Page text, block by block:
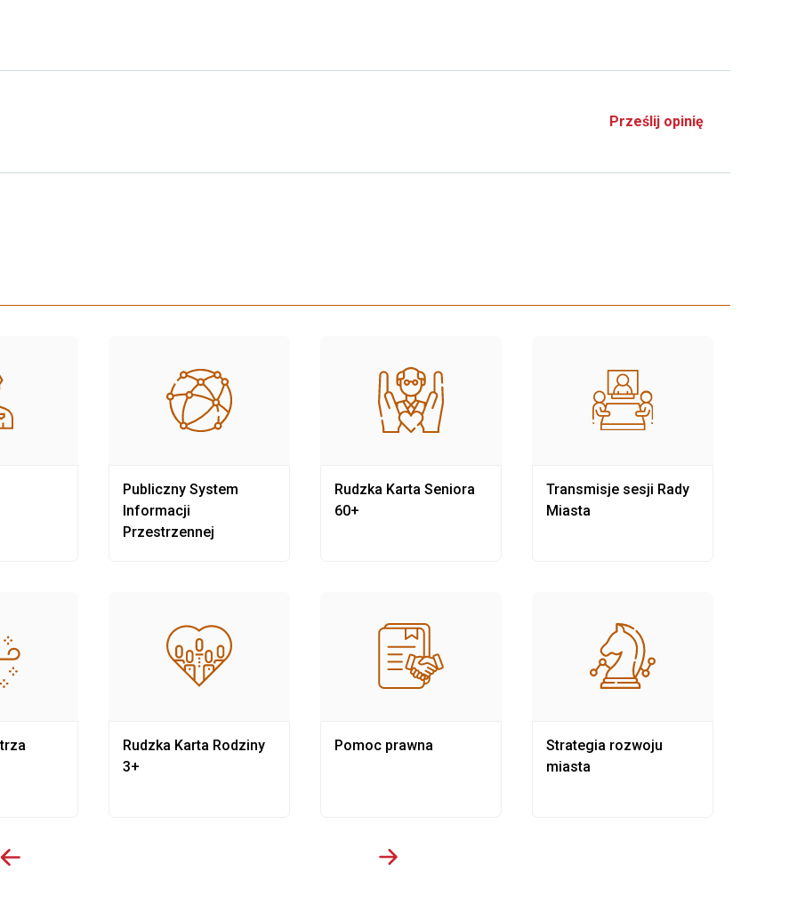
Prześlij opinię
Publiczny System
Informacji
Przestrzennej
Rudzka Karta Rodziny
3+
Rudzka Karta Seniora
60+
Pomoc prawna
Transmisje sesji Rady
Miasta
Strategia rozwoju
miasta